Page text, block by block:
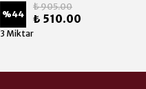
%44
₺ 905.00
₺ 510.00
3 Miktar